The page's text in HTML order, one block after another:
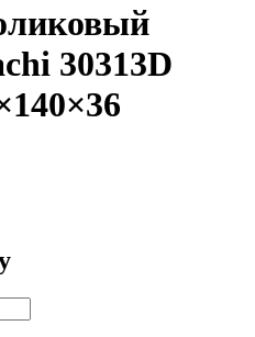
30313D